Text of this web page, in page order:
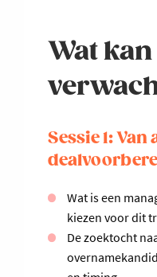
Wat kan
Sessie 1:
Wat is een
kiezen voor dit
De zoektocht